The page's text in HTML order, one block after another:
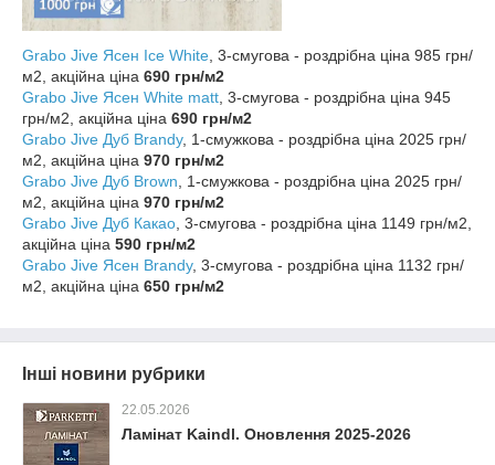
Grabo Jive Ясен Ice White , 3-смугова - роздрібна ціна 985 грн/
м2, акційна ціна 690 грн/м2
Grabo Jive Ясен White matt , 3-смугова - роздрібна ціна 945
грн/м2, акційна ціна 690 грн/м2
Grabo Jive Дуб Brandy, 1-смужкова - роздрібна ціна 2025 грн/
м2, акційна ціна 970 грн/м2
Grabo Jive Дуб Brown , 1-смужкова - роздрібна ціна 2025 грн/
м2, акційна ціна 970 грн/м2
Grabo Jive Дуб Какао , 3-смугова - роздрібна ціна 1149 грн/м2,
акційна ціна 590 грн/м2
Grabo Jive Ясен Brandy, 3-смугова - роздрібна ціна 1132 грн/
м2, акційна ціна 650 грн/м2
Інші новини рубрики
22.05.2026
Ламінат Kaindl. Оновлення 2025-2026